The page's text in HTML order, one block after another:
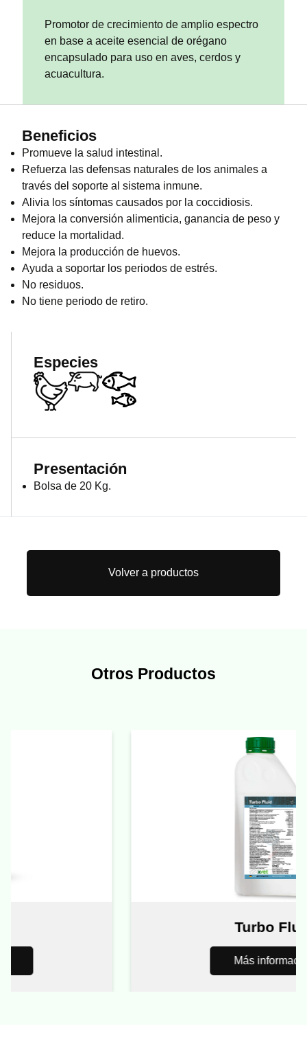
Promotor de crecimiento de amplio espectro
en base a aceite esencial de orégano
encapsulado para uso en aves, cerdos y
acuacultura.
Beneficios
Promueve la salud intestinal.
Refuerza las defensas naturales de los animales a
través del soporte al sistema inmune.
Alivia los síntomas causados por la coccidiosis.
Mejora la conversión alimenticia, ganancia de peso y
reduce la mortalidad.
Mejora la producción de huevos.
Ayuda a soportar los periodos de estrés.
No residuos.
No tiene periodo de retiro.
Especies
Presentación
Bolsa de 20 Kg.
Volver a productos
Otros Productos
Turbo Fluid
Más información